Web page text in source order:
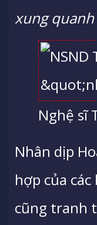
xung
Nghệ sĩ
Nhân dịp
hợp của
cũng tranh